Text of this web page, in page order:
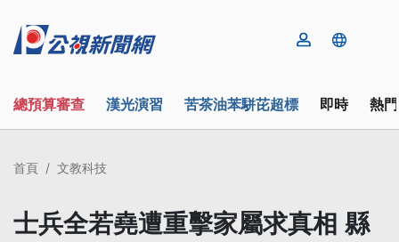
總預算審查 漢光演習 苦茶油苯駢芘超標 即時 熱
首頁 文教科技
士兵全若堯遭重擊家屬求真相 縣